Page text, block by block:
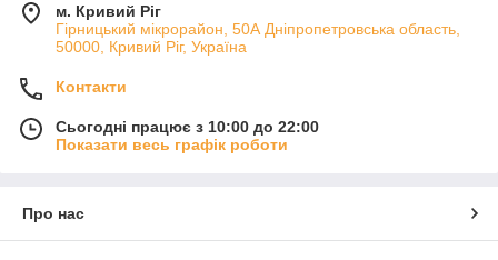
м. Кривий Ріг
Гірницький мікрорайон, 50А Дніпропетровська область,
50000, Кривий Ріг, Україна
Контакти
Сьогодні працює з 10:00 до 22:00
Показати весь графік роботи
Про нас